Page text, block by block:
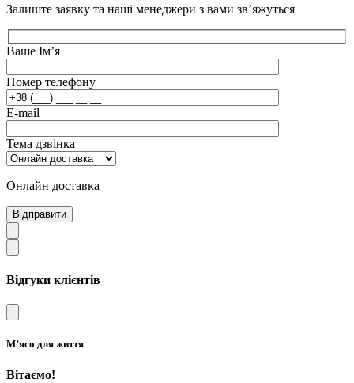
Залиште заявку та наші менеджери з вами зв’яжуться
Ваше Ім’я
Номер телефону
E-mail
Тема дзвінка
Онлайн доставка
Відправити
Відгуки клієнтів
М’ясо для життя
Вітаємо!